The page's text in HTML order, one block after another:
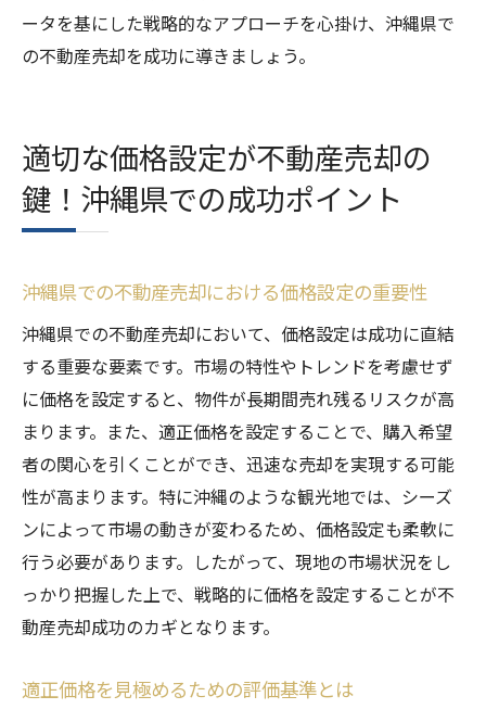
ータを基にした戦略的なアプローチを心掛け、沖縄県で
の不動産売却を成功に導きましょう。
適切な価格設定が不動産売却の
鍵！沖縄県での成功ポイント
沖縄県での不動産売却における価格設定の重要性
沖縄県での不動産売却において、価格設定は成功に直結
する重要な要素です。市場の特性やトレンドを考慮せず
に価格を設定すると、物件が長期間売れ残るリスクが高
まります。また、適正価格を設定することで、購入希望
者の関心を引くことができ、迅速な売却を実現する可能
性が高まります。特に沖縄のような観光地では、シーズ
ンによって市場の動きが変わるため、価格設定も柔軟に
行う必要があります。したがって、現地の市場状況をし
っかり把握した上で、戦略的に価格を設定することが不
動産売却成功のカギとなります。
適正価格を見極めるための評価基準とは